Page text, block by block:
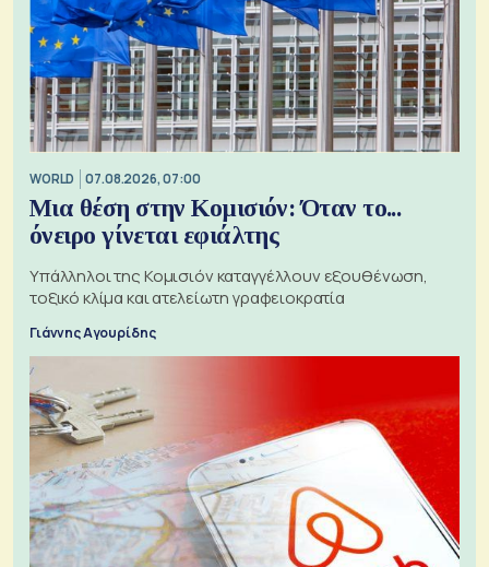
WORLD 07.08.2026, 07:00
Μια θέση στην Κομισιόν: Όταν το...
όνειρο γίνεται εφιάλτης
Υπάλληλοι της Κομισιόν καταγγέλλουν εξουθένωση,
τοξικό κλίμα και ατελείωτη γραφειοκρατία
Γιάννης Αγουρίδης